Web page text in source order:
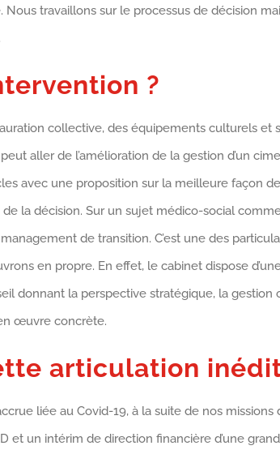
travaillons sur le processus de décision
?
collective, des équipements culturels et
aller de l’amélioration de la gestion d’un
avec une proposition sur la meilleure façon
la décision. Sur un sujet médico-social comme
de transition. C’est une des
en propre. En effet, le cabinet dispose
donnant la perspective stratégique, la gestion
œuvre concrète.
articulation
liée au Covid-19, à la suite de nos
et un intérim de direction financière d’une